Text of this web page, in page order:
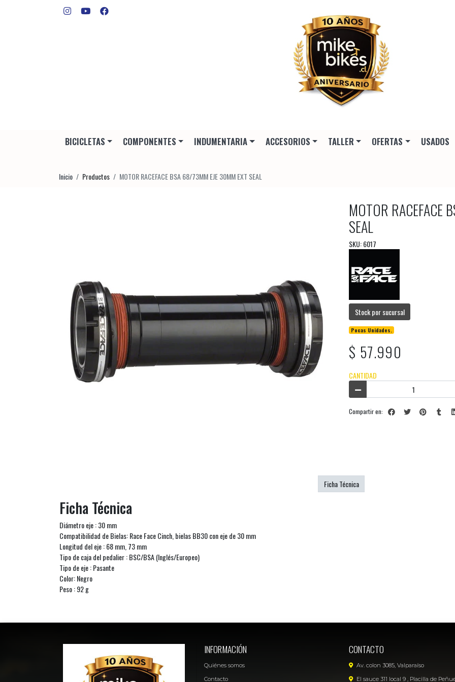
BICICLETAS COMPONENTES INDUMENTARIA ACCESORIOS TALLER OFERTAS USADOS
Inicio Productos MOTOR RACEFACE BSA 68/73MM EJE 30MM EXT SEAL
MOTOR RACEFACE
SEAL
SKU: 6017
Stock por sucursal
Pocas Unidades.
$ 57.990
CANTIDAD
Compartir en:
Ficha Técnica
Diámetro eje : 30 mm
Compatibilidad de Bielas: Race Face Cinch, bielas BB30 con eje de 30 mm
Longitud del eje : 68 mm, 73 mm
Tipo de caja del pedalier : BSC/BSA (Inglés/Europeo)
Tipo de eje : Pasante
Color: Negro
Peso : 92 g
Ficha Técnica
INFORMACIÓN
Quiénes somos
Contacto
CONTACTO
Av. colon 3085, Valparaíso
El sauce 311 local 9 , Placilla de